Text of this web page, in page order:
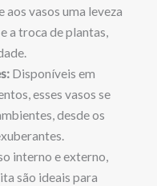
vasos uma leveza
a troca de plantas,
Disponíveis em
esses vasos se
desde os
interno e externo,
são ideais para